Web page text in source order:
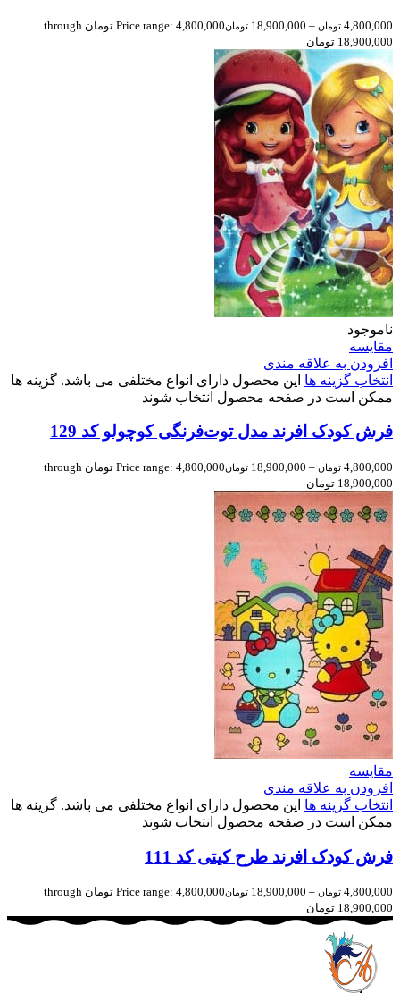
4,800,000 تومان –
18,900,000 تومان
Price range: 4,800,000 تومان through
18,900,000 تومان
ناموجود
مقایسه
افزودن به علاقه مندی
انتخاب گزینه ها این محصول دارای انواع مختلفی می باشد. گزینه ها
ممکن است در صفحه محصول انتخاب شوند
فرش کودک افرند مدل توت‌فرنگی کوچولو کد 129
4,800,000 تومان –
18,900,000 تومان
Price range: 4,800,000 تومان through
18,900,000 تومان
مقایسه
افزودن به علاقه مندی
انتخاب گزینه ها این محصول دارای انواع مختلفی می باشد. گزینه ها
ممکن است در صفحه محصول انتخاب شوند
فرش کودک افرند طرح کیتی کد 111
4,800,000 تومان –
18,900,000 تومان
Price range: 4,800,000 تومان through
18,900,000 تومان